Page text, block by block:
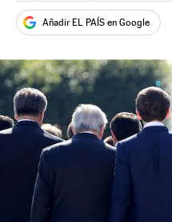
Añadir EL PAÍS en Google